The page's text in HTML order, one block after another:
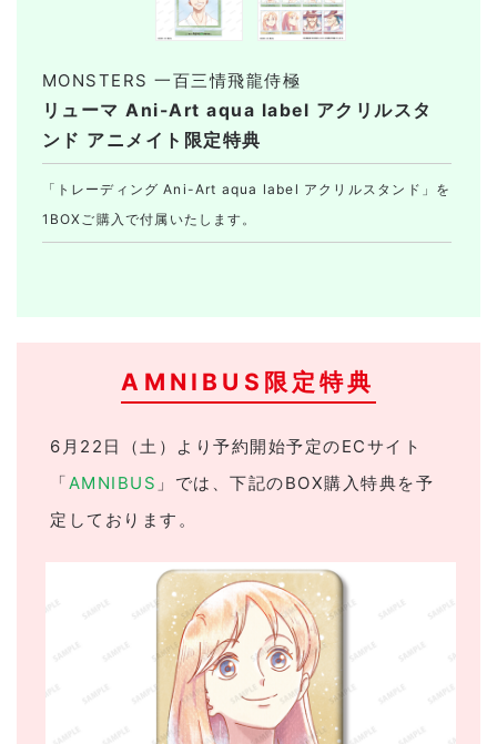
リューマ Ani-Art aqua label アクリルスタ
ンド アニメイト限定特典
MONSTERS 一百三情飛龍侍極
「トレーディング Ani-Art aqua label アクリルスタンド」を
1BOXご購入で付属いたします。
AMNIBUS限定特典
6月22日（土）より予約開始予定のECサイト
「 AMNIBUS 」では、下記のBOX購入特典を予
定しております。